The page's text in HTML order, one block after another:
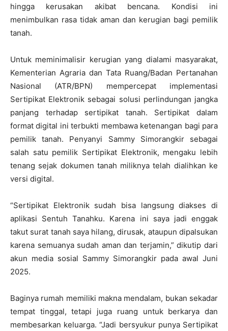
hingga kerusakan akibat bencana. Kondisi ini
menimbulkan rasa tidak aman dan kerugian bagi pemilik
tanah.
Untuk meminimalisir kerugian yang dialami masyarakat,
Kementerian Agraria dan Tata Ruang/Badan Pertanahan
Nasional (ATR/BPN) mempercepat implementasi
Sertipikat Elektronik sebagai solusi perlindungan jangka
panjang terhadap sertipikat tanah. Sertipikat dalam
format digital ini terbukti membawa ketenangan bagi para
pemilik tanah. Penyanyi Sammy Simorangkir sebagai
salah satu pemilik Sertipikat Elektronik, mengaku lebih
tenang sejak dokumen tanah miliknya telah dialihkan ke
versi digital.
“Sertipikat Elektronik sudah bisa langsung diakses di
aplikasi Sentuh Tanahku. Karena ini saya jadi enggak
takut surat tanah saya hilang, dirusak, ataupun dipalsukan
karena semuanya sudah aman dan terjamin,” dikutip dari
akun media sosial Sammy Simorangkir pada awal Juni
2025.
Baginya rumah memiliki makna mendalam, bukan sekadar
tempat tinggal, tetapi juga ruang untuk berkarya dan
membesarkan keluarga. “Jadi bersyukur punya Sertipikat